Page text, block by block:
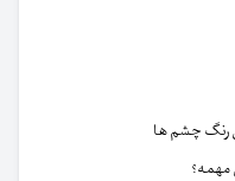
رنگ چشم ها
مهمه؟